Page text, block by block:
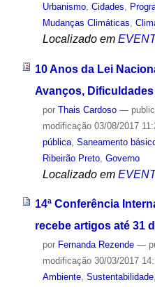
Urbanismo, Cidades
Mudanças Climáticas
Localizado em
10 Anos da Lei
Avanços,
por Thais Cardoso —
modificação03/08/2017
pública, Saneamento
Ribeirão Preto, Governo
Localizado em
14ª Conferência
recebe artigos até 31
por Fernanda Rezende —
modificação30/03/2017
Ambiente, Sustentabilidade,